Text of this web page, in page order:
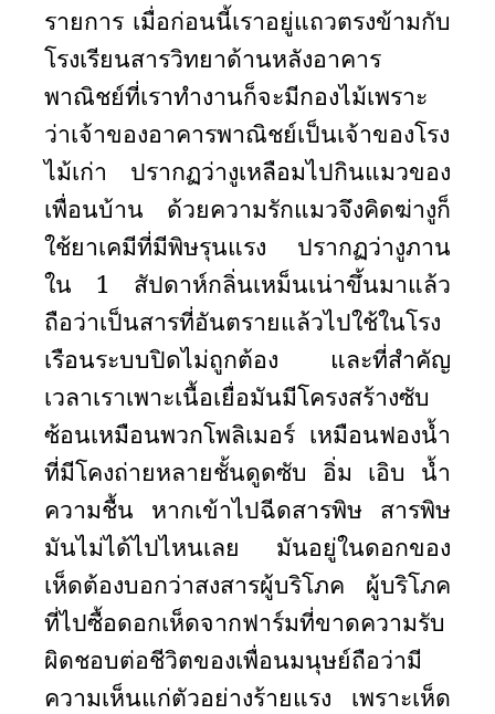
รายการ เมื่อก่อนนี้เราอยู่แถวตรงข้ามกับ
โรงเรียนสารวิทยาด้านหลังอาคาร
พาณิชย์ที่เราทำงานก็จะมีกองไม้เพราะ
ว่าเจ้าของอาคารพาณิชย์เป็นเจ้าของโรง
ไม้เก่า ปรากฏว่างูเหลือมไปกินแมวของ
เพื่อนบ้าน ด้วยความรักแมวจึงคิดฆ่างูก็
ใช้ยาเคมีที่มีพิษรุนแรง ปรากฏว่างูภาน
ใน 1 สัปดาห์กลิ่นเหม็นเน่าขึ้นมาแล้ว
ถือว่าเป็นสารที่อันตรายแล้วไปใช้ในโรง
เรือนระบบปิดไม่ถูกต้อง และที่สำคัญ
เวลาเราเพาะเนื้อเยื่อมันมีโครงสร้างซับ
ซ้อนเหมือนพวกโพลิเมอร์ เหมือนฟองน้ำ
ที่มีโคงถ่ายหลายชั้นดูดซับ อิ่ม เอิบ น้ำ
ความชื้น หากเข้าไปฉีดสารพิษ สารพิษ
มันไม่ได้ไปไหนเลย มันอยู่ในดอกของ
เห็ดต้องบอกว่าสงสารผู้บริโภค ผู้บริโภค
ที่ไปซื้อดอกเห็ดจากฟาร์มที่ขาดความรับ
ผิดชอบต่อชีวิตของเพื่อนมนุษย์ถือว่ามี
ความเห็นแก่ตัวอย่างร้ายแรง เพราะเห็ด